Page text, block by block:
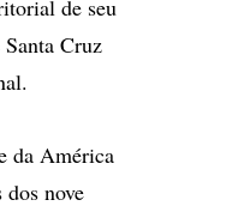
de seu
Cruz
da América
nove